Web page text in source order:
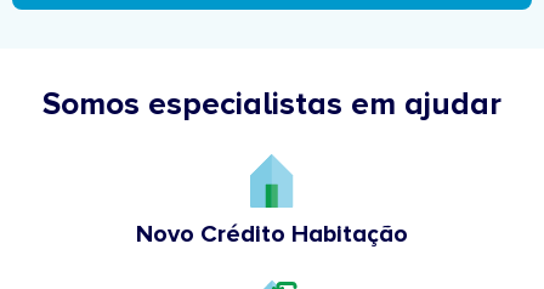
Somos especialistas em ajudar
Novo Crédito Habitação